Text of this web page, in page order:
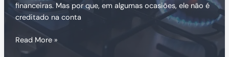
financeiras. Mas por que, em algumas ocasiões, ele não é
creditado na conta
Auxílio
Gás
Read More »